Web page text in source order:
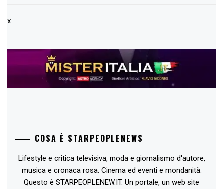
x
COSA È STARPEOPLENEWS
Lifestyle e critica televisiva, moda e giornalismo d'autore,
musica e cronaca rosa. Cinema ed eventi e mondanità.
Questo è STARPEOPLENEW.IT. Un portale, un web site